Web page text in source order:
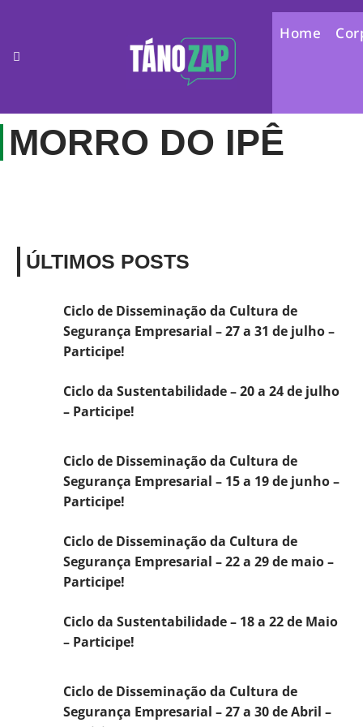
Home
MORRO DO IPÊ
ÚLTIMOS POSTS
Ciclo de Disseminação da Cultura de
Segurança Empresarial – 27 a 31 de julho –
Participe!
Ciclo da Sustentabilidade – 20 a 24 de julho
– Participe!
Ciclo de Disseminação da Cultura de
Segurança Empresarial – 15 a 19 de junho –
Participe!
Ciclo de Disseminação da Cultura de
Segurança Empresarial – 22 a 29 de maio –
Participe!
Ciclo da Sustentabilidade – 18 a 22 de Maio
– Participe!
Ciclo de Disseminação da Cultura de
Segurança Empresarial – 27 a 30 de Abril –